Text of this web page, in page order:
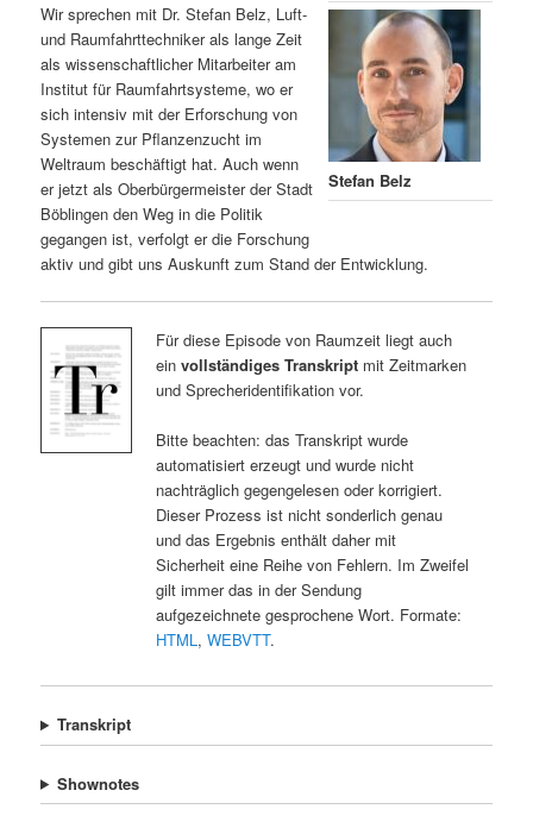
n
g
e
n
Stefan Belz
Wir sprechen mit Dr. Stefan Belz, Luft-
und Raumfahrttechniker als lange Zeit
als wissenschaftlicher Mitarbeiter am
Institut für Raumfahrtsysteme, wo er
sich intensiv mit der Erforschung von
Systemen zur Pflanzenzucht im
Weltraum beschäftigt hat. Auch wenn
er jetzt als Oberbürgermeister der Stadt
Böblingen den Weg in die Politik
gegangen ist, verfolgt er die Forschung
aktiv und gibt uns Auskunft zum Stand der Entwicklung.
Für diese Episode von Raumzeit liegt auch
ein vollständiges Transkriptmit Zeitmarken
und Sprecheridentifikation vor.
Bitte beachten: das Transkript wurde
automatisiert erzeugt und wurde nicht
nachträglich gegengelesen oder korrigiert.
Dieser Prozess ist nicht sonderlich genau
und das Ergebnis enthält daher mit
Sicherheit eine Reihe von Fehlern. Im Zweifel
gilt immer das in der Sendung
aufgezeichnete gesprochene Wort. Formate:
HTML, WEBVTT.
Transkript
Shownotes